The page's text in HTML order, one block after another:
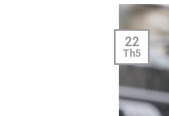
22
Th5